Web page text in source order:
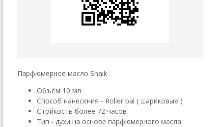
Парфюмерное масло Shaik
Объём 10 мл
Способ нанесения - Roller bal ( шариковые )
Стойкость более 72 часов
Тип - духи на основе парфюмерного масла